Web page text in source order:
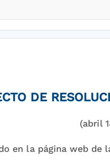
DE
(abril
en la página web de